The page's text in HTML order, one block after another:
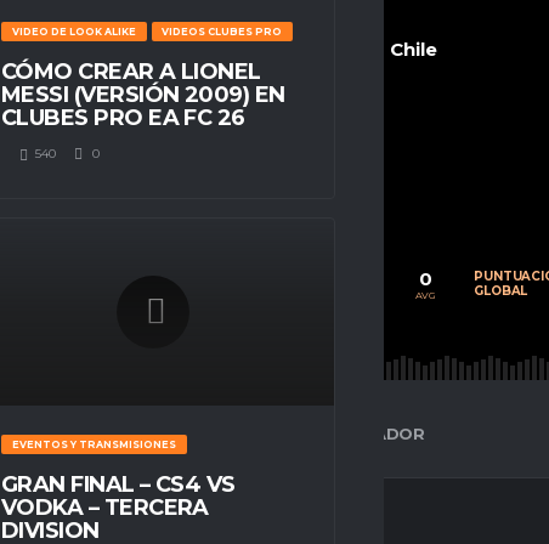
VIDEO DE LOOK ALIKE VIDEOS CLUBES PRO
CÓMO CREAR A LIONEL
MESSI (VERSIÓN 2009) EN
CLUBES PRO EA FC 26
540 0
EVENTOS Y TRANSMISIONES
GRAN FINAL – CS4 VS
VODKA – TERCERA
DIVISION
Chile
CALIFICACIÓN
0
AVG
GLOBAL
ESTADÍSTICAS DEL JUGADOR